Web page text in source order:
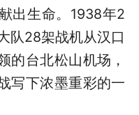
出生命。1938年2
队28架战机从汉口
的台北松山机场，
写下浓墨重彩的一